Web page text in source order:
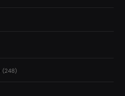
(248)